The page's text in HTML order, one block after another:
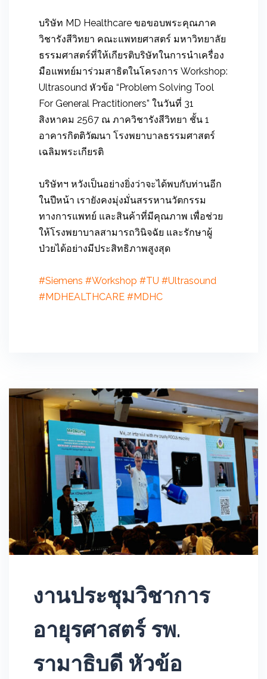
บริษัท MD Healthcare ขอขอบพระคุณภาค
วิชารังสีวิทยา คณะแพทยศาสตร์ มหาวิทยาลัย
ธรรมศาสตร์ที่ให้เกียรติบริษัทในการนำเครื่อง
มือแพทย์มาร่วมสาธิตในโครงการ Workshop:
Ultrasound หัวข้อ “Problem Solving Tool
For General Practitioners” ในวันที่ 31
สิงหาคม 2567 ณ ภาควิชารังสีวิทยา ชั้น 1
อาคารกิตติวัฒนา โรงพยาบาลธรรมศาสตร์
เฉลิมพระเกียรติ
บริษัทฯ หวังเป็นอย่างยิ่งว่าจะได้พบกับท่านอีก
ในปีหน้า เรายังคงมุ่งมั่นสรรหานวัตกรรม
ทางการแพทย์ และสินค้าที่มีคุณภาพ เพื่อช่วย
ให้โรงพยาบาลสามารถวินิจฉัย และรักษาผู้
ป่วยได้อย่างมีประสิทธิภาพสูงสุด
#Siemens #Workshop #TU #Ultrasound
#MDHEALTHCARE #MDHC
งานประชุมวิชาการ
อายุรศาสตร์ รพ.
รามาธิบดี หัวข้อ